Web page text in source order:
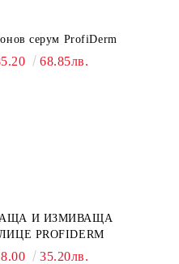
серум ProfiDerm
68.85лв.
И ИЗМИВАЩА
PROFIDERM
35.20лв.